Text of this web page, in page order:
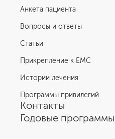
Анкета пациента
Вопросы и ответы
Статьи
Прикрепление к EMC
Истории лечения
Программы привилегий
Контакты
Годовые программы